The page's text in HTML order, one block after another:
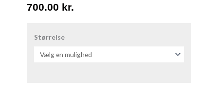
700.00 kr.
Størrelse
TUNIKA
farve